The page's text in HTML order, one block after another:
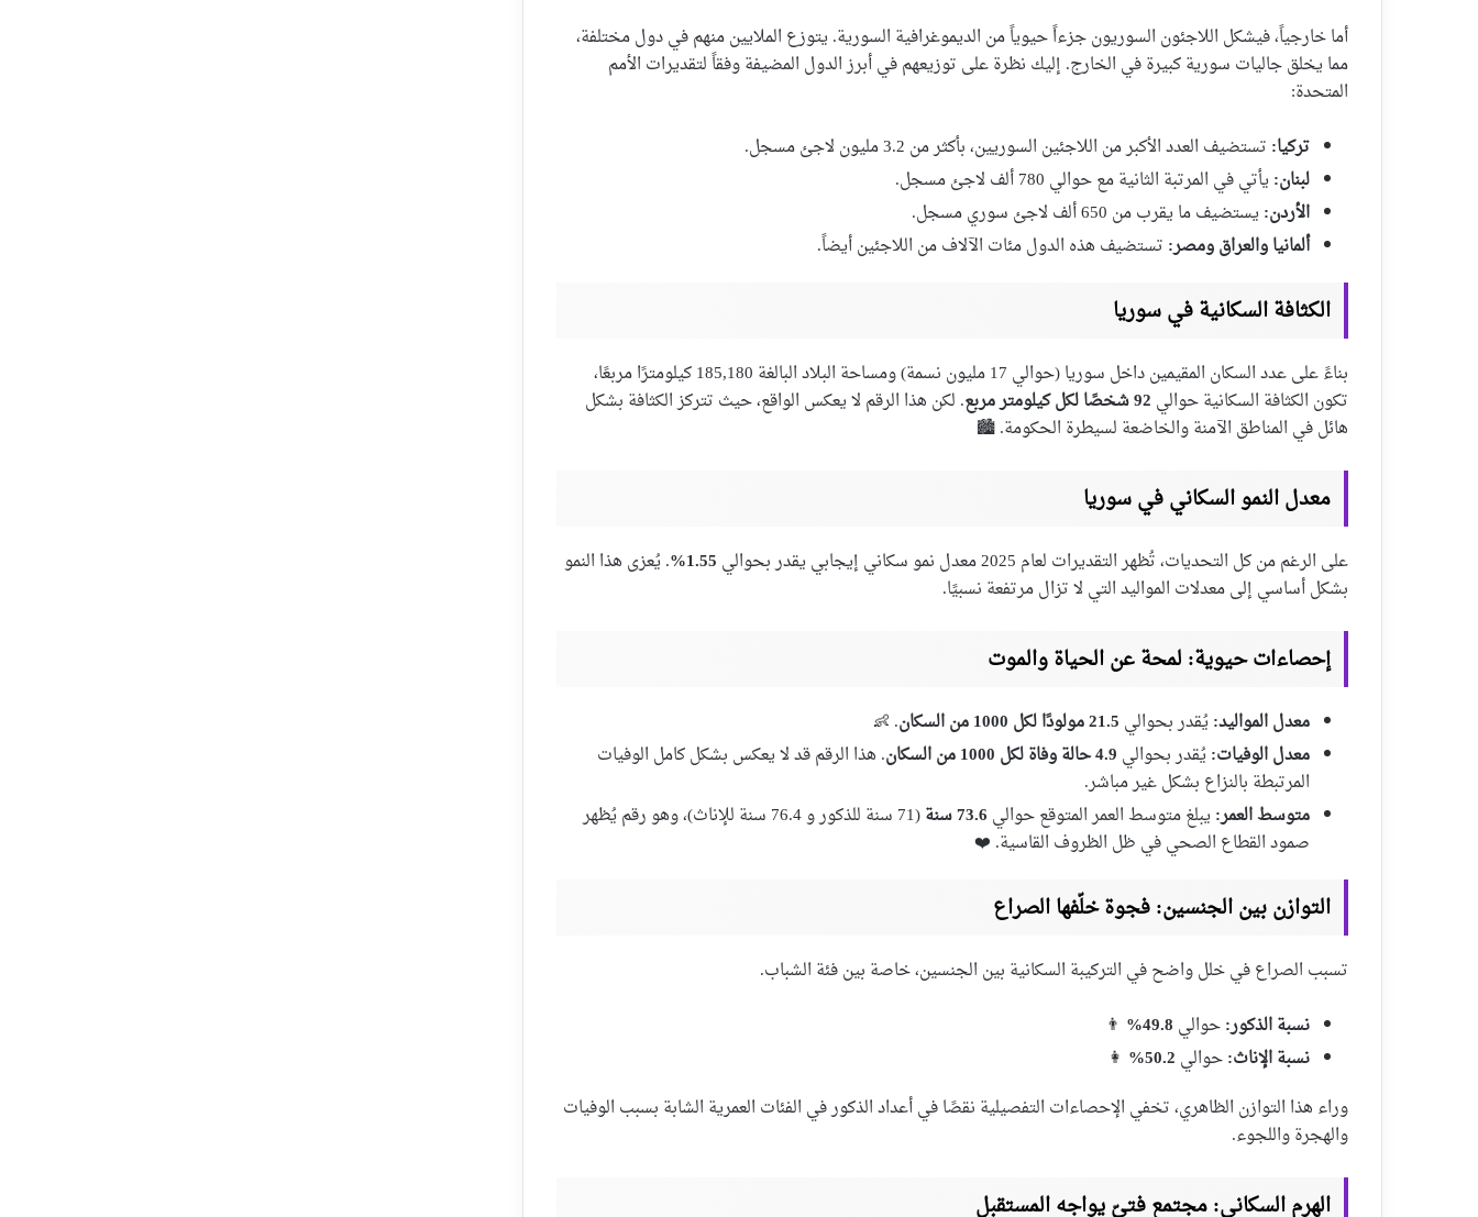
أما خارجياً، فيشكل اللاجئون السوريون جزءاً حيوياً من الديموغرافية السورية. يتوزع الملايين منهم في دول مختلفة،
مما يخلق جاليات سورية كبيرة في الخارج. إليك نظرة على توزيعهم في أبرز الدول المضيفة وفقاً لتقديرات الأمم
المتحدة:
تركيا: تستضيف العدد الأكبر من اللاجئين السوريين، بأكثر من 3.2 مليون لاجئ مسجل.
لبنان:يأتي في المرتبة الثانية مع حوالي 780 ألف لاجئ مسجل.
الأردن:يستضيف ما يقرب من 650 ألف لاجئ سوري مسجل.
ألمانيا والعراق ومصر: تستضيف هذه الدول مئات الآلاف من اللاجئين أيضاً.
الكثافة السكانية في سوريا
بناءً على عدد السكان المقيمين داخل سوريا (حوالي 17 مليون نسمة) ومساحة البلاد البالغة 185,180 كيلومترًا مربعًا،
تكون الكثافة السكانية حوالي 92 شخصًا لكل كيلومتر مربع
. لكن هذا الرقم لا يعكس الواقع، حيث تتركز الكثافة بشكل
هائل في المناطق الآمنة والخاضعة لسيطرة الحكومة. 🏙️
معدل النمو السكاني في سوريا
على الرغم من كل التحديات، تُظهر التقديرات لعام 2025 معدل نمو سكاني إيجابي يقدر بحوالي 1.55% . يُعزى هذا النمو
بشكل أساسي إلى معدلات المواليد التي لا تزال مرتفعة نسبيًا.
إحصاءات حيوية: لمحة عن الحياة والموت
معدل المواليد:يُقدر بحوالي 21.5 مولودًا لكل 1000 من السكان
. 👶
معدل الوفيات:يُقدر بحوالي 4.9 حالة وفاة لكل 1000 من السكان
. هذا الرقم قد لا يعكس بشكل كامل الوفيات
المرتبطة بالنزاع بشكل غير مباشر.
متوسط العمر:يبلغ متوسط العمر المتوقع حوالي 73.6 سنة
(71 سنة للذكور و 76.4 سنة للإناث)، وهو رقم يُظهر
صمود القطاع الصحي في ظل الظروف القاسية. ❤️
التوازن بين الجنسين: فجوة خلّفها الصراع
تسبب الصراع في خلل واضح في التركيبة السكانية بين الجنسين، خاصة بين فئة الشباب.
نسبة الذكور:حوالي 49.8%
👨
نسبة الإناث:حوالي 50.2%
👩
وراء هذا التوازن الظاهري، تخفي الإحصاءات التفصيلية نقصًا في أعداد الذكور في الفئات العمرية الشابة بسبب الوفيات
والهجرة واللجوء.
الهرم السكاني: مجتمع فتيّ يواجه المستقبل